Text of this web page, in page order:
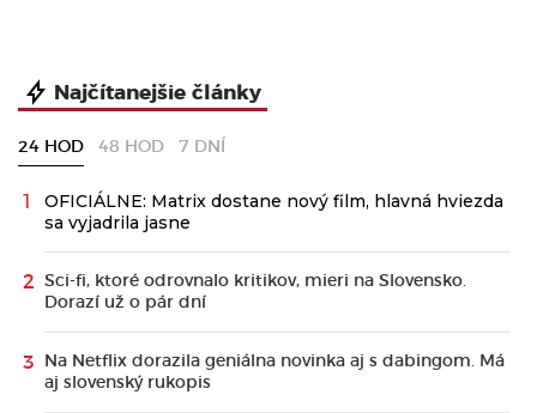
Najčítanejšie články
24 HOD 48 HOD 7 DNÍ
OFICIÁLNE: Matrix dostane nový film, hlavná hviezda
sa vyjadrila jasne
Sci-fi, ktoré odrovnalo kritikov, mieri na Slovensko.
Dorazí už o pár dní
Na Netflix dorazila geniálna novinka aj s dabingom. Má
aj slovenský rukopis